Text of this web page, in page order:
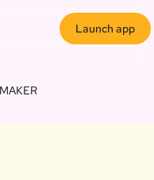
Launch app